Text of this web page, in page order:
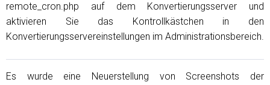
remote_cron.php auf dem Konvertierungsserver und
aktivieren Sie das Kontrollkästchen in den
Konvertierungsservereinstellungen im Administrationsbereich.
Es wurde eine Neuerstellung von Screenshots der